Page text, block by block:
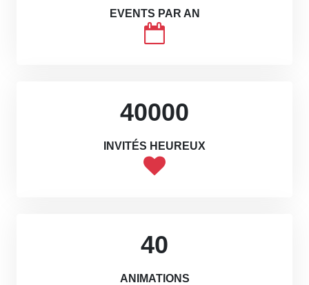
EVENTS PAR AN
40000
INVITÉS HEUREUX
40
ANIMATIONS